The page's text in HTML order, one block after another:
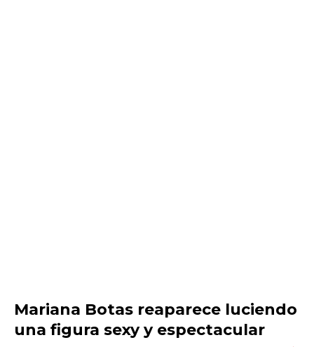
Mariana Botas reaparece luciendo
una figura sexy y espectacular